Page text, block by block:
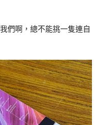
們啊，總不能挑一隻連自